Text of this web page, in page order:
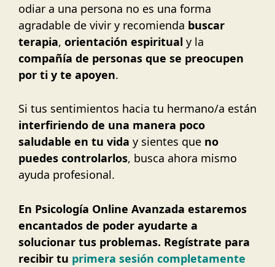
odiar a una persona no es una forma
agradable de vivir y recomienda buscar
terapia, orientación espiritual y la
compañía de personas que se preocupen
por ti y te apoyen.
Si tus sentimientos hacia tu hermano/a están
interfiriendo de una manera poco
saludable en tu vida y sientes que no
puedes controlarlos, busca ahora mismo
ayuda profesional.
En Psicología Online Avanzada estaremos
encantados de poder ayudarte a
solucionar tus problemas. Regístrate para
recibir tu primera sesión completamente